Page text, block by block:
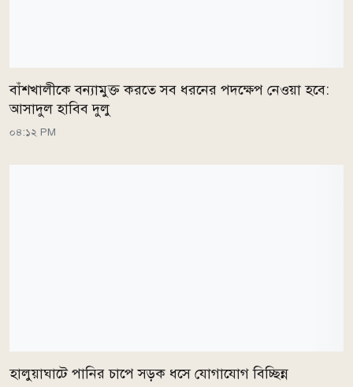
বাঁশখালীকে বন্যামুক্ত করতে সব ধরনের পদক্ষেপ নেওয়া হবে:
আসাদুল হাবিব দুলু
০৪:১২ PM
হালুয়াঘাটে পানির চাপে সড়ক ধসে যোগাযোগ বিচ্ছিন্ন